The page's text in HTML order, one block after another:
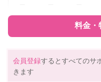
レッスン な
お子様の撮影
（定期特典）
対
料金・
会員登録するとすべてのサ
きます